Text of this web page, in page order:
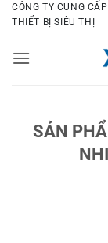
Bỏ
qua
dung
CÔNG TY CUNG
THIẾT BỊ SIÊU THỊ
SẢN